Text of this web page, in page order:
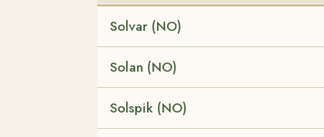
Solvar (NO)
Solan (NO)
Solspik (NO)